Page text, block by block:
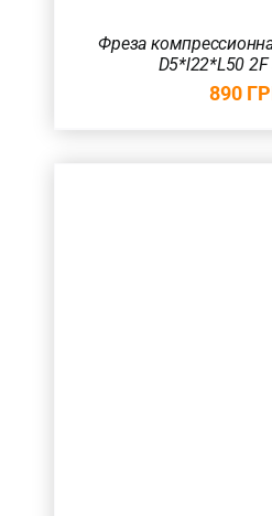
Фреза
D5*l22*L50 2F
890